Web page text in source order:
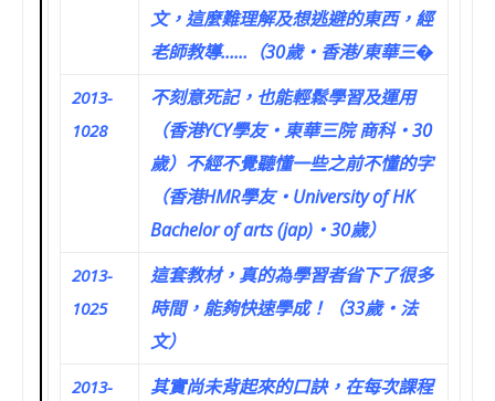
文，這麼難理解及想逃避的東西，經
老師教導……（30歲‧香港/東華三�
2013-
1028
不刻意死記，也能輕鬆學習及運用
（香港YCY學友‧東華三院 商科‧30
歲）不經不覺聽懂一些之前不懂的字
（香港HMR學友‧University of HK
Bachelor of arts (jap)‧30歲）
2013-
1025
這套教材，真的為學習者省下了很多
時間，能夠快速學成！（33歲‧法
文）
2013-
其實尚未背起來的口訣，在每次課程